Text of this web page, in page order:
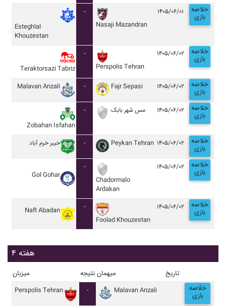
Esteghlal
Khouzestan
-
Nasaji Mazandran
۱۴۰۵/۰۶/۰۱ خلاصه
بازی
Teraktorsazi Tabriz
-
Perspolis Tehran
۱۴۰۵/۰۶/۰۲ خلاصه
بازی
Malavan Anzali - Fajr Sepasi ۱۴۰۵/۰۶/۰۲ خلاصه
بازی
Zobahan Isfahan
- مس شهر بابک ۱۴۰۵/۰۶/۰۲ خلاصه
بازی
خيبر خرم آباد - Peykan Tehran ۱۴۰۵/۰۶/۰۲ خلاصه
بازی
Gol Gohar
-
Chadormalo
Ardakan
۱۴۰۵/۰۶/۰۲ خلاصه
بازی
Naft Abadan
-
Foolad Khouzestan
۱۴۰۵/۰۶/۰۲ خلاصه
بازی
هفته ۴
میزبان نتیجه میهمان تاریخ
Perspolis Tehran - Malavan Anzali خلاصه
بازی